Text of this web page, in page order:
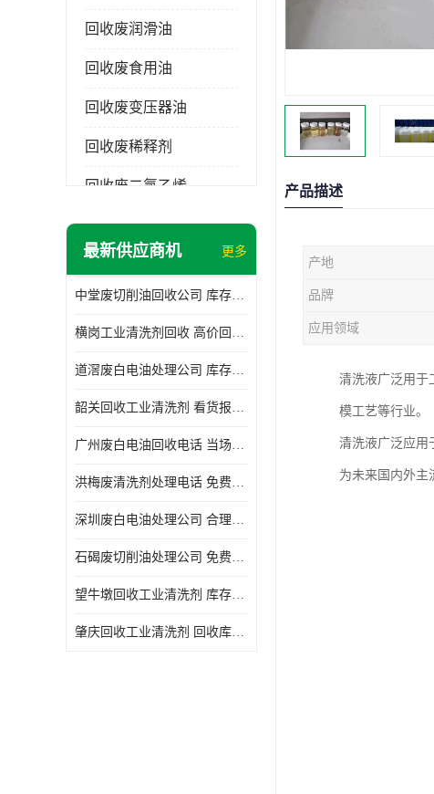
回收废润滑油
回收废食用油
回收废变压器油
回收废稀释剂
回收废二氯乙烯
回收废清洗剂
回收废三氯乙烯
回收废清洗液
最新供应商机 更多
中堂废切削油回收公司 库存积压回收 义乌市永峰贸易商行
横岗工业清洗剂回收 高价回收 量大量小均可
道滘废白电油处理公司 库存积压回收 量大量小均可
韶关回收工业清洗剂 看货报价 欢迎电话咨询
广州废白电油回收电话 当场结算 现款结算
洪梅废清洗剂处理电话 免费估价 大量尾货回收
深圳废白电油处理公司 合理估价 上门评估报价
石碣废切削油处理公司 免费估价 量大量小均可
望牛墩回收工业清洗剂 库存积压回收 大量尾货回收
肇庆回收工业清洗剂 回收库存 量大量小均可
产品描述
产地
品牌
应用领域
清洗液广泛用于
模工艺等行业。
清洗液广泛应用
为未来国内外主